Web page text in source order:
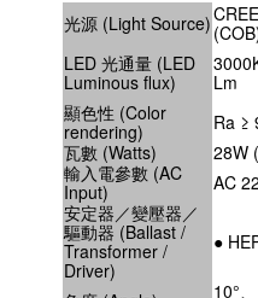
光源 (Light Source)
LED 光通量 (LED
Luminous flux)
Lm
顯色性 (Color
rendering)
Ra ≥
瓦數 (Watts)
28W
輸入電參數 (AC
Input)
AC
安定器／變壓器／
驅動器 (Ballast /
Transformer /
Driver)
●
10°